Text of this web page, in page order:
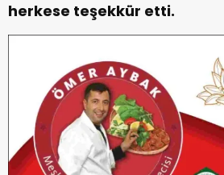
herkese teşekkür etti.